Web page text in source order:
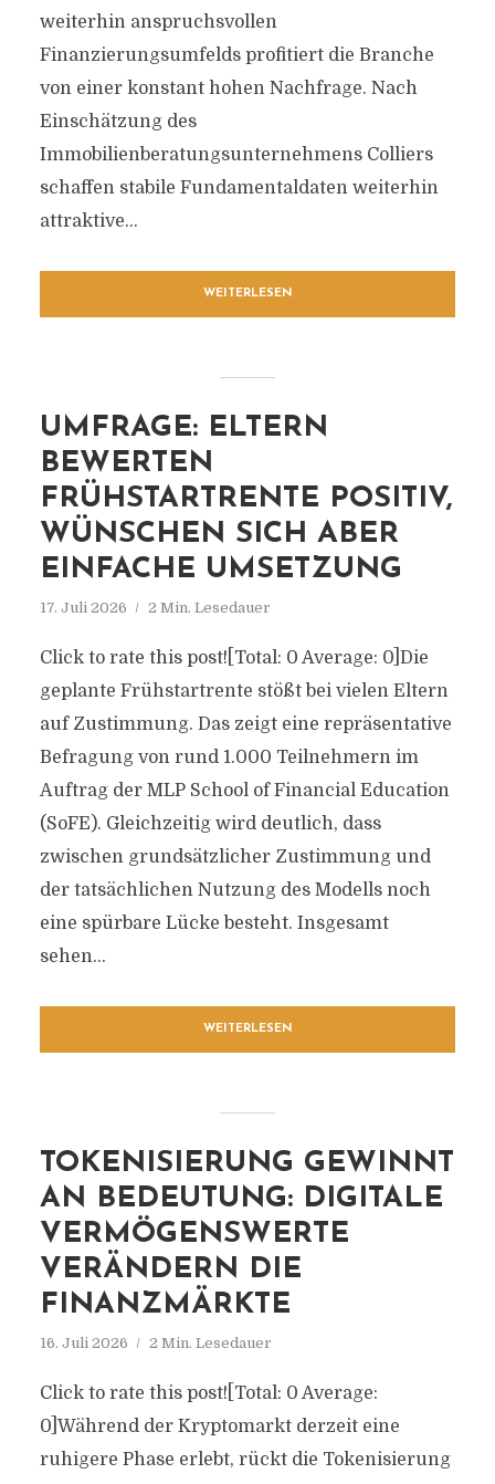
weiterhin anspruchsvollen
Finanzierungsumfelds profitiert die Branche
von einer konstant hohen Nachfrage. Nach
Einschätzung des
Immobilienberatungsunternehmens Colliers
schaffen stabile Fundamentaldaten weiterhin
attraktive...
WEITERLESEN
UMFRAGE: ELTERN
BEWERTEN
FRÜHSTARTRENTE POSITIV,
WÜNSCHEN SICH ABER
EINFACHE UMSETZUNG
17. Juli 2026 2 Min. Lesedauer
Click to rate this post![Total: 0 Average: 0]Die
geplante Frühstartrente stößt bei vielen Eltern
auf Zustimmung. Das zeigt eine repräsentative
Befragung von rund 1.000 Teilnehmern im
Auftrag der MLP School of Financial Education
(SoFE). Gleichzeitig wird deutlich, dass
zwischen grundsätzlicher Zustimmung und
der tatsächlichen Nutzung des Modells noch
eine spürbare Lücke besteht. Insgesamt
sehen...
WEITERLESEN
TOKENISIERUNG GEWINNT
AN BEDEUTUNG: DIGITALE
VERMÖGENSWERTE
VERÄNDERN DIE
FINANZMÄRKTE
16. Juli 2026 2 Min. Lesedauer
Click to rate this post![Total: 0 Average:
0]Während der Kryptomarkt derzeit eine
ruhigere Phase erlebt, rückt die Tokenisierung